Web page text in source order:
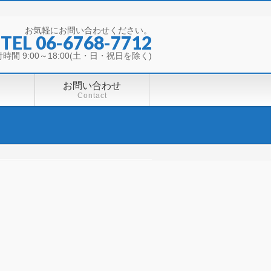
お気軽にお問い合わせください。
TEL 06-6768-7712
時間 9:00～18:00(土・日・祝日を除く)
お問い合わせ
Contact